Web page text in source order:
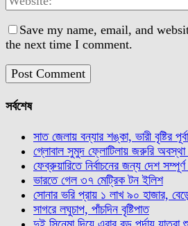
Save my name, email, and
the next time I comment.
সর্বশেষ
সাত জেলায় বন্যার শঙ্কা, ভারী বৃষ্টির
গ্লোবাল সুমুদ ফ্লোটিলায় জরুরি অবস্থা
ফেব্রুয়ারিতে নির্বাচনের জন্য দেশ
ভারতে গেল ৩৭ মেট্রিক টন ইলিশ
সোনার ভরি প্রায় ১ লাখ ৯০ হাজার,
সাগরে লঘুচাপ, পাঁচদিন বৃষ্টিপাত